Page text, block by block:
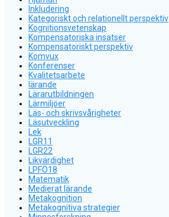
Inkludering
Kategoriskt och relationellt perspektiv
Kognitionsvetenskap
Kompensatoriska insatser
Kompensatoriskt perspektiv
Komvux
Konferenser
Kvalitetsarbete
lärande
Lärarutbildningen
Lärmiljöer
Läs- och skrivsvårigheter
Läsutveckling
Lek
LGR11
LGR22
Likvärdighet
LPFÖ18
Matematik
Medierat lärande
Metakognition
Metakognitiva strategier